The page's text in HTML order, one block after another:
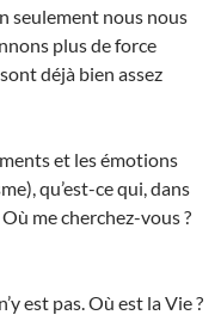
seulement nous nous
plus de force
déjà bien assez
et les émotions
qu’est-ce qui, dans
me cherchez-vous ?
est pas. Où est la Vie ?